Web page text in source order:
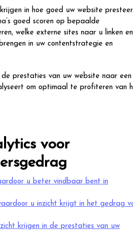
in hoe goed uw website
goed scoren op bepaalde
welke externe sites naar u linken en
in uw contentstrategie en
prestaties van uw website naar een
om optimaal te profiteren van
voor
u beter vindbaar bent in
u inzicht krijgt in het gedrag
krijgen in de prestaties van uw